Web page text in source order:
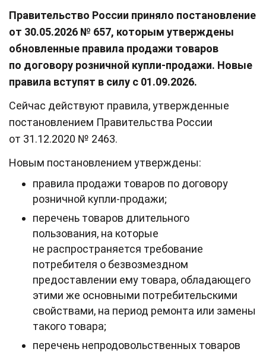
Правительство России приняло постановление
от 30.05.2026 № 657, которым утверждены
обновленные правила продажи товаров
по договору розничной купли-продажи. Новые
правила вступят в силу с 01.09.2026.
Сейчас действуют правила, утвержденные
постановлением Правительства России
от 31.12.2020 № 2463.
Новым постановлением утверждены:
правила продажи товаров по договору
розничной купли-продажи;
перечень товаров длительного
пользования, на которые
не распространяется требование
потребителя о безвозмездном
предоставлении ему товара, обладающего
этими же основными потребительскими
свойствами, на период ремонта или замены
такого товара;
перечень непродовольственных товаров